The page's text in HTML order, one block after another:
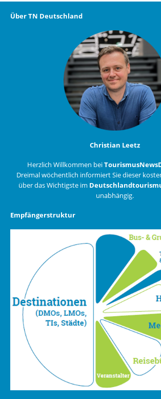
Über TN Deutschland
Christian Leetz
Herzlich Willkommen bei
Dreimal wöchentlich informiert Sie dieser
über das Wichtigste im
unabhängig.
Empfängerstruktur